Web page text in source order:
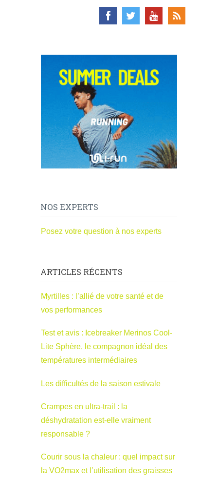
NOS EXPERTS
Posez votre question à nos experts
ARTICLES RÉCENTS
Myrtilles : l’allié de votre santé et de
vos performances
Test et avis : Icebreaker Merinos Cool-
Lite Sphère, le compagnon idéal des
températures intermédiaires
Les difficultés de la saison estivale
Crampes en ultra-trail : la
déshydratation est-elle vraiment
responsable ?
Courir sous la chaleur : quel impact sur
la VO2max et l’utilisation des graisses